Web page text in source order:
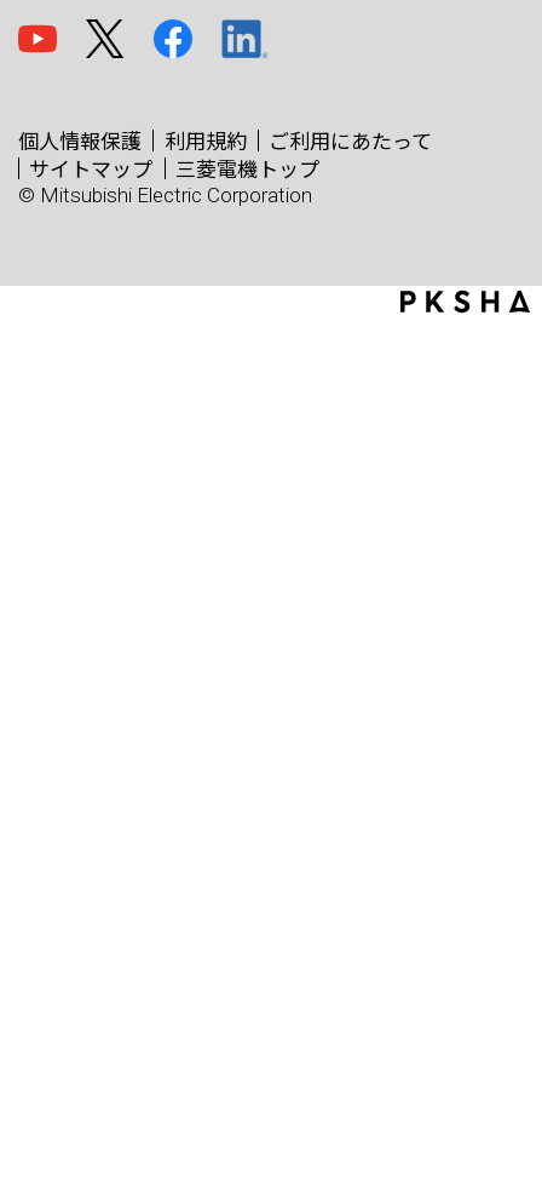
個人情報保護 利用規約
ご利用にあたって
サイトマップ
三菱電機トップ
© Mitsubishi Electric Corporation